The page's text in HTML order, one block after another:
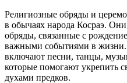
Религиозные обряды и
в обычаях народа Косраэ.
обряды, связанные с
важными событиями в жизни.
включают песни, танцы,
которые помогают укрепить
духами предков.